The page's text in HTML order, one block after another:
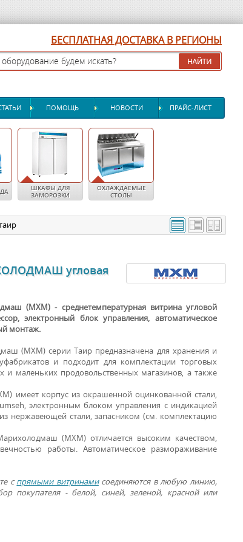
ВИТРИНЫ ДЛЯ
ПРОДУКТОВ
БЕСПЛАТНАЯ ДОСТАВКА В РЕГИОНЫ
ПОМОЩЬ НОВОСТИ ПРАЙС-ЛИСТ
ШКАФЫ ДЛЯ
ЗАМОРОЗКИ
ОХЛАЖДАЕМЫЕ
СТОЛЫ
угловая
(МХМ) - среднетемпературная витрина угловой
электронный блок управления, автоматическое
монтаж.
(МХМ) серии Таир предназначена для хранения и
и подходит для комплектации торговых
маленьких продовольственных магазинов, а также
имеет корпус из окрашенной оцинкованной стали,
электронным блоком управления с индикацией
нержавеющей стали, запасником (см. комплектацию
(МХМ) отличается высоким качеством,
работы. Автоматическое размораживание
спрямыми витринамисоединяются в любую линию,
покупателя - белой, синей, зеленой, красной или